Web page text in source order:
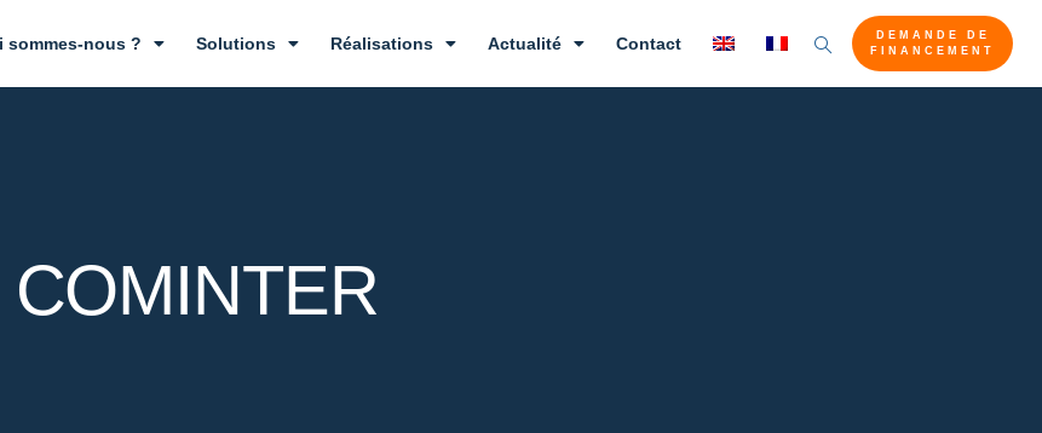
sommes-nous ? Solutions Réalisations Actualité Contact
DEMANDE DE
FINANCEMENT
COMINTER